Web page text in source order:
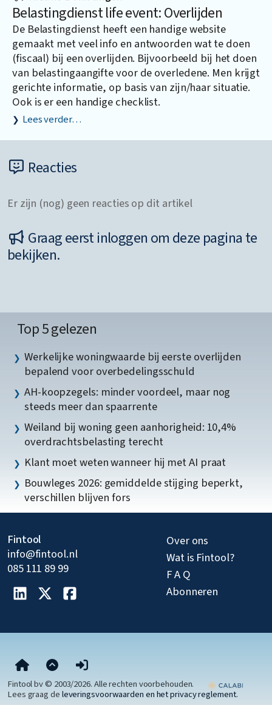
Belastingdienst life event: Overlijden
De Belastingdienst heeft een handige website
gemaakt met veel info en antwoorden wat te doen
(fiscaal) bij een overlijden. Bijvoorbeeld bij het doen
van belastingaangifte voor de overledene. Men krijgt
gerichte informatie, op basis van zijn/haar situatie.
Ook is er een handige checklist.
Lees verder…
Reacties
Er zijn (nog) geen reacties op dit artikel
Graag eerst inloggen om deze pagina te
bekijken.
Top 5 gelezen
Werkelijke woningwaarde bij eerste overlijden
bepalend voor overbedelingsschuld
AH-koopzegels: minder voordeel, maar nog
steeds meer dan spaarrente
Weiland bij woning geen aanhorigheid: 10,4%
overdrachtsbelasting terecht
Klant moet weten wanneer hij met AI praat
Bouwleges 2026: gemiddelde stijging beperkt,
verschillen blijven fors
Fintool
info@fintool.nl
085 111 89 99
Over ons
Wat is Fintool?
F A Q
Abonneren
Fintool bv © 2003/2026. Alle rechten voorbehouden.
Lees graag deleveringsvoorwaarden en het privacy reglement.